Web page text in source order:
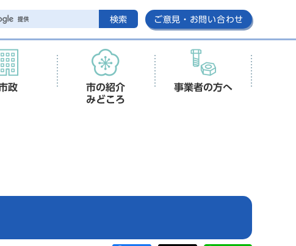
検索 ご意見・お問い合わせ
政
市の紹介
みどころ
事業者の方へ